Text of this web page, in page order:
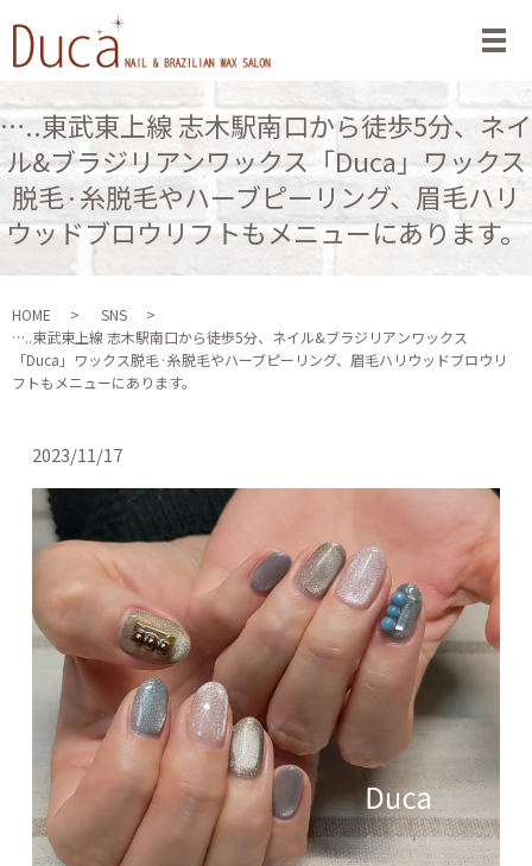
メ
…..東武東上線 志木駅南口から徒歩5分、ネイ
ル&ブラジリアンワックス「Duca」ワックス
脱毛·糸脱毛やハーブピーリング、眉毛ハリ
ウッドブロウリフトもメニューにあります。
HOME
SNS
…..東武東上線 志木駅南口から徒歩5分、ネイル&ブラジリアンワックス
「Duca」ワックス脱毛·糸脱毛やハーブピーリング、眉毛ハリウッドブロウリ
フトもメニューにあります。
2023/11/17